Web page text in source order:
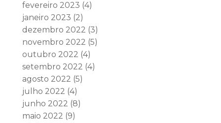
fevereiro 2023 (4)
janeiro 2023 (2)
dezembro 2022 (3)
novembro 2022 (5)
outubro 2022 (4)
setembro 2022 (4)
agosto 2022 (5)
julho 2022 (4)
junho 2022 (8)
maio 2022 (9)